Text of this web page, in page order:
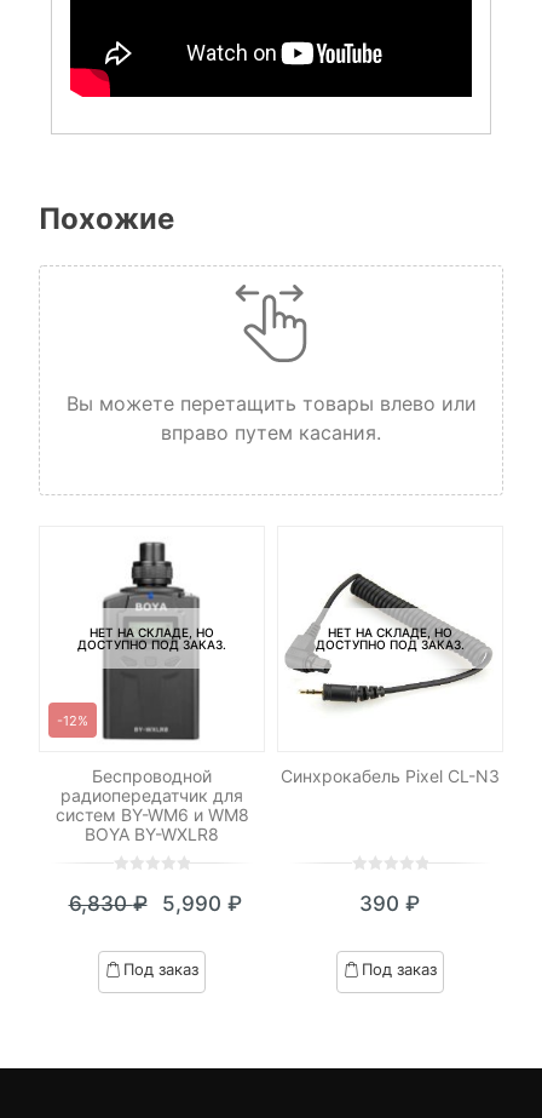
Похожие
Вы можете перетащить товары влево или
вправо путем касания.
НЕТ НА СКЛАДЕ, НО
ДОСТУПНО ПОД ЗАКАЗ.
-12%
Беспроводной
радиопередатчик для
систем BY-WM6 и WM8
BOYA BY-WXLR8
out
based
on
6,830₽
Первоначальная
цена
составляла
5,990 ₽
Текущая
цена:
5,990 ₽.
Под заказ
НЕТ НА СКЛАДЕ, НО
ДОСТУПНО ПОД ЗАКАЗ.
Синхрокабель Pixel CL-N3
out
based
on
390 ₽
Под заказ